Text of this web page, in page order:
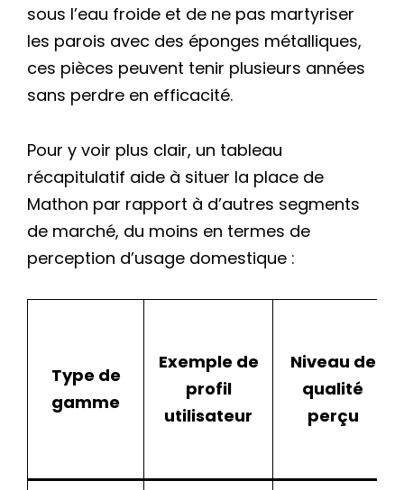
sous l’eau froide et de ne pas martyriser
les parois avec des éponges métalliques,
ces pièces peuvent tenir plusieurs années
sans perdre en efficacité.
Pour y voir plus clair, un tableau
récapitulatif aide à situer la place de
Mathon par rapport à d’autres segments
de marché, du moins en termes de
perception d’usage domestique :
Type de
gamme
Exemple de
profil
utilisateur
Niveau de
qualité
perçu